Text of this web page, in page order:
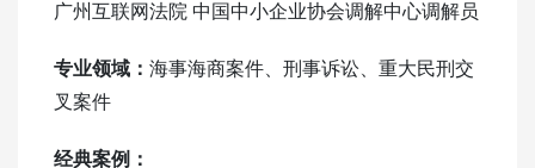
广州互联网法院 中国中小企业协会调解中心调解员
专业领域： 海事海商案件、刑事诉讼、重大民刑交
叉案件
经典案例：